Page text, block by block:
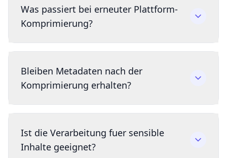
Was passiert bei erneuter Plattform-
Komprimierung?
Bleiben Metadaten nach der
Komprimierung erhalten?
Ist die Verarbeitung fuer sensible
Inhalte geeignet?